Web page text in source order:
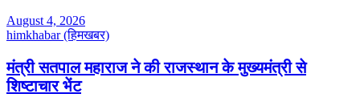
August 4, 2026
himkhabar (हिमखबर)
मंत्री सतपाल महाराज ने की राजस्थान के मुख्यमंत्री से
शिष्टाचार भेंट